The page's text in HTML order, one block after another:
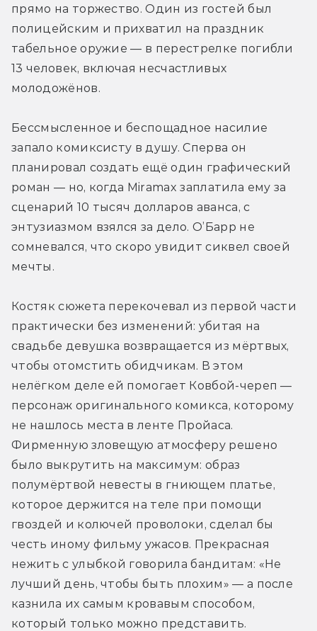
прямо на торжество. Один из гостей был
полицейским и прихватил на праздник
табельное оружие — в перестрелке погибли
13 человек, включая несчастливых
молодожёнов.
Бессмысленное и беспощадное насилие
запало комиксисту в душу. Сперва он
планировал создать ещё один графический
роман — но, когда Miramax заплатила ему за
сценарий 10 тысяч долларов аванса, с
энтузиазмом взялся за дело. О’Барр не
сомневался, что скоро увидит сиквел своей
мечты.
Костяк сюжета перекочевал из первой части
практически без изменений: убитая на
свадьбе девушка возвращается из мёртвых,
чтобы отомстить обидчикам. В этом
нелёгком деле ей помогает Ковбой-череп —
персонаж оригинального комикса, которому
не нашлось места в ленте Пройаса.
Фирменную зловещую атмосферу решено
было выкрутить на максимум: образ
полумёртвой невесты в гниющем платье,
которое держится на теле при помощи
гвоздей и колючей проволоки, сделал бы
честь иному фильму ужасов. Прекрасная
нежить с улыбкой говорила бандитам: «Не
лучший день, чтобы быть плохим» — а после
казнила их самым кровавым способом,
который только можно представить.